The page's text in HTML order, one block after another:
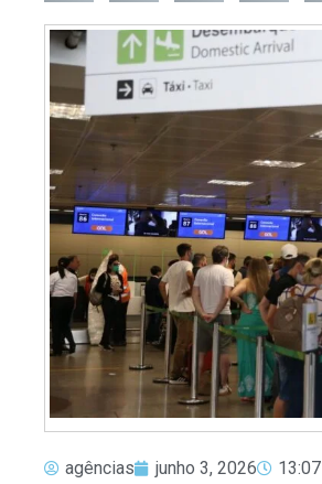
agências junho 3, 2026 13:07